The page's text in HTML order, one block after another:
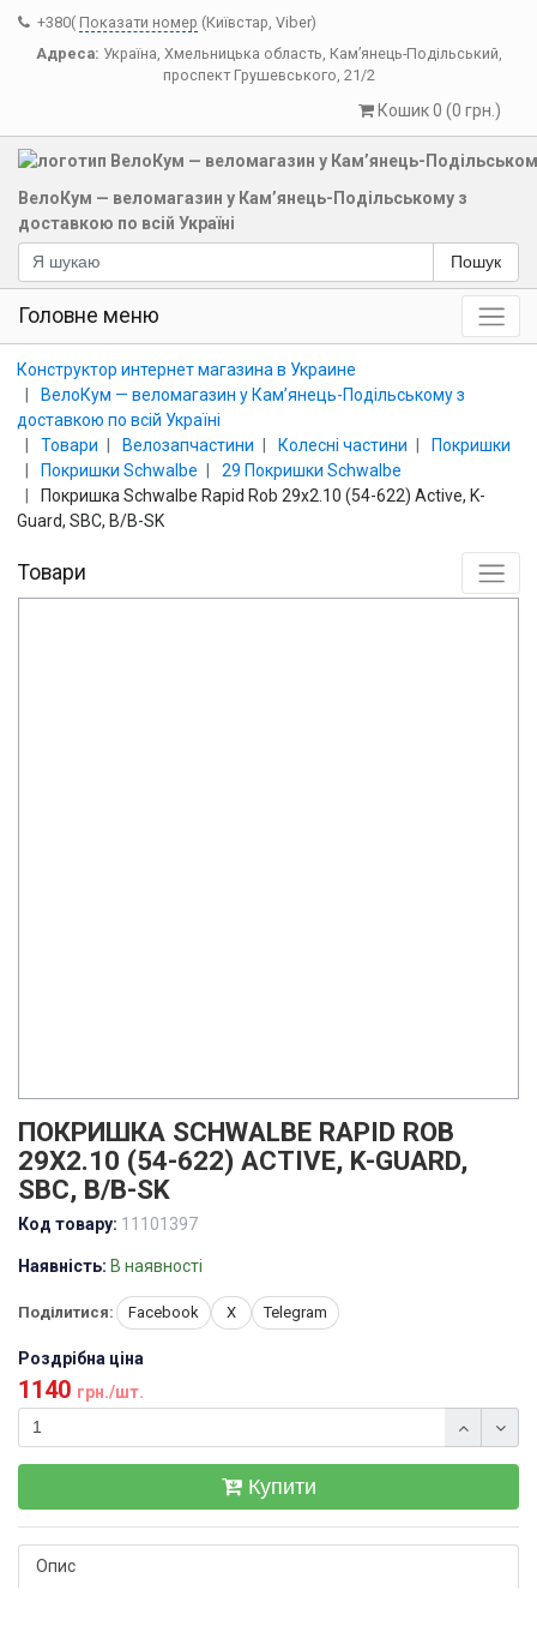
+380( Показати номер (Київстар, Viber)
Адреса: Україна, Хмельницька область, Кам’янець-Подільський,
проспект Грушевського, 21/2
Кошик 0 (0 грн.)
ВелоКум — веломагазин у Кам’янець-Подільському з
доставкою по всій Україні
Пошук
Головне меню
Конструктор интернет магазина в Украине
ВелоКум — веломагазин у Кам’янець-Подільському з
доставкою по всій Україні
Товари
Велозапчастини Колесні частини
Покришки
Покришки Schwalbe
29 Покришки Schwalbe
Покришка Schwalbe Rapid Rob 29x2.10 (54-622) Active, K-
Guard, SBC, B/B-SK
Товари
ПОКРИШКА SCHWALBE RAPID ROB
29X2.10 (54-622) ACTIVE, K-GUARD,
SBC, B/B-SK
Код товару: 11101397
Наявність: В наявності
Поділитися: Facebook X Telegram
Роздрібна ціна
1140 грн./шт.
Купити
Опис